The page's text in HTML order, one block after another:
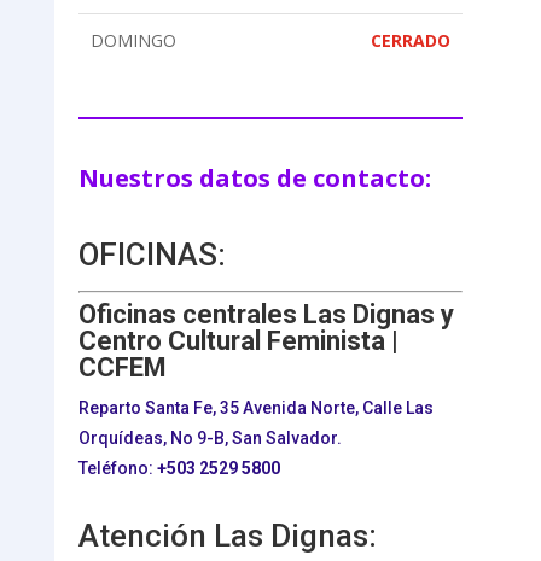
DOMINGO CERRADO
Nuestros datos de contacto:
OFICINAS:
Oficinas centrales Las Dignas y
Centro Cultural Feminista |
CCFEM
Reparto Santa Fe, 35 Avenida Norte, Calle Las
Orquídeas, No 9-B, San Salvador.
Teléfono: +503 2529 5800
Atención Las Dignas: